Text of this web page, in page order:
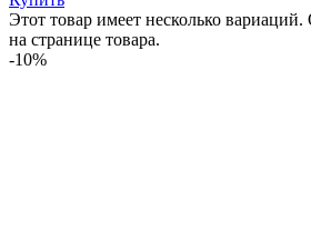
Этот товар имеет несколько
на странице товара.
-10%